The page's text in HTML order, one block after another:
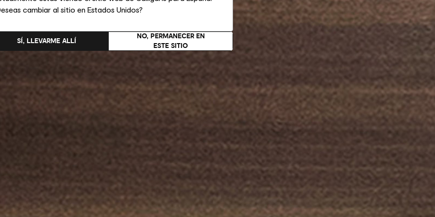
cambiar al sitio en Estados Unidos?
NO, PERMANECER EN
ESTE SITIO
SÍ, LLEVARME ALLÍ